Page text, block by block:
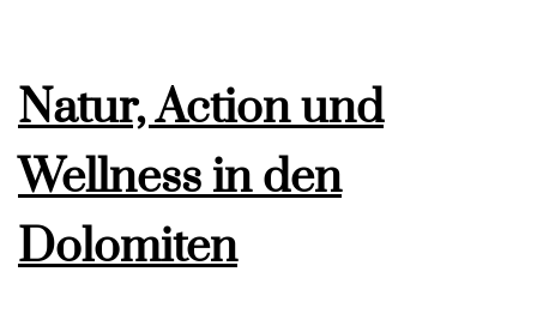
Natur, Action und
Wellness in den
Dolomiten